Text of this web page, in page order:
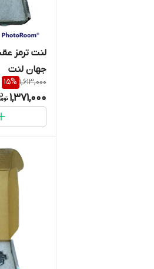
جهان لنت
1,613,000
15%
1,371,000